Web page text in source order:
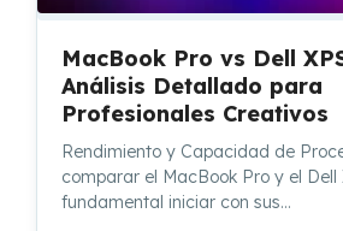
MacBook Pro vs Dell
Análisis Detallado para
Profesionales Creativos
Rendimiento y Capacidad de
comparar el MacBook Pro y el Dell
fundamental iniciar con sus…